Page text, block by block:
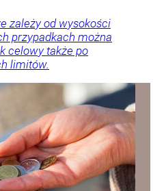
zależy od wysokości
przypadkach można
celowy także po
limitów.